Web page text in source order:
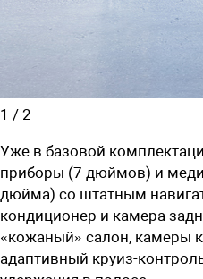
1 / 2
Уже в базовой
приборы (7 дюймов) и
дюйма) со штатным
кондиционер и камера
«кожаный» салон, камеры
адаптивный круиз-